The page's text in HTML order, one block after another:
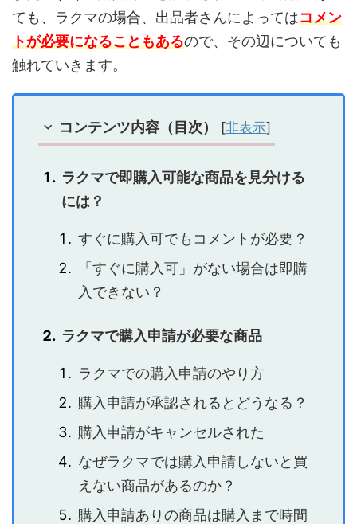
ても、ラクマの場合、出品者さんによってはコメン
トが必要になることもあるので、その辺についても
触れていきます。
コンテンツ内容（目次） [非表示]
ラクマで即購入可能な商品を見分ける
には？
すぐに購入可でもコメントが必要？
「すぐに購入可」がない場合は即購
入できない？
ラクマで購入申請が必要な商品
ラクマでの購入申請のやり方
購入申請が承認されるとどうなる？
購入申請がキャンセルされた
なぜラクマでは購入申請しないと買
えない商品があるのか？
購入申請ありの商品は購入まで時間